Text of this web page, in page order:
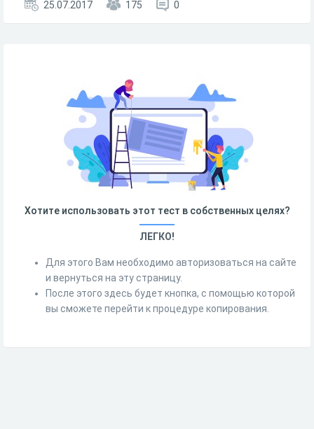
25.07.2017 175 0
Хотите использовать этот тест в собственных целях?
ЛЕГКО!
Для этого Вам необходимо авторизоваться на сайте
и вернуться на эту страницу.
После этого здесь будет кнопка, с помощью которой
вы сможете перейти к процедуре копирования.